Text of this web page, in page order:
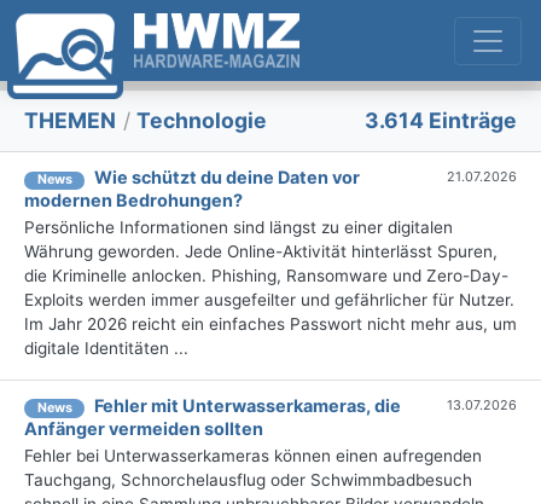
THEMEN / Technologie 3.614 Einträge
News
Wie schützt du deine Daten vor
modernen Bedrohungen?
21.07.2026
Persönliche Informationen sind längst zu einer digitalen
Währung geworden. Jede Online-Aktivität hinterlässt Spuren,
die Kriminelle anlocken. Phishing, Ransomware und Zero-Day-
Exploits werden immer ausgefeilter und gefährlicher für Nutzer.
Im Jahr 2026 reicht ein einfaches Passwort nicht mehr aus, um
digitale Identitäten ...
News
Fehler mit Unterwasserkameras, die
Anfänger vermeiden sollten
13.07.2026
Fehler bei Unterwasserkameras können einen aufregenden
Tauchgang, Schnorchelausflug oder Schwimmbadbesuch